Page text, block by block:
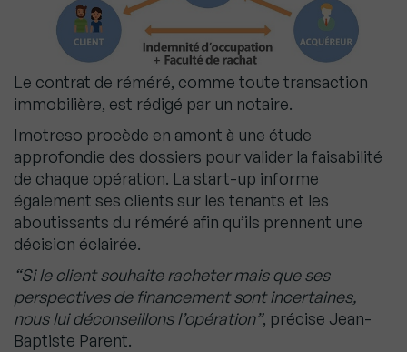
Le contrat de réméré, comme toute transaction
immobilière, est rédigé par un notaire.
Imotreso procède en amont à une étude
approfondie des dossiers pour valider la faisabilité
de chaque opération. La start-up informe
également ses clients sur les tenants et les
aboutissants du réméré afin qu’ils prennent une
décision éclairée.
“Si le client souhaite racheter mais que ses
perspectives de financement sont incertaines,
nous lui déconseillons l’opération”, précise Jean-
Baptiste Parent.